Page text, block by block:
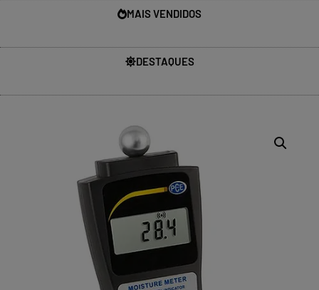
MAIS VENDIDOS
DESTAQUES